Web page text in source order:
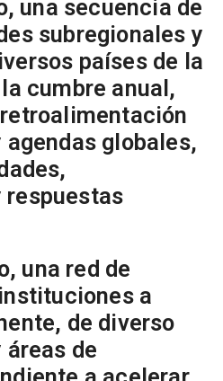
una secuencia de
subregionales y
países de la
cumbre anual,
globales,
una red de
a
de diverso
de